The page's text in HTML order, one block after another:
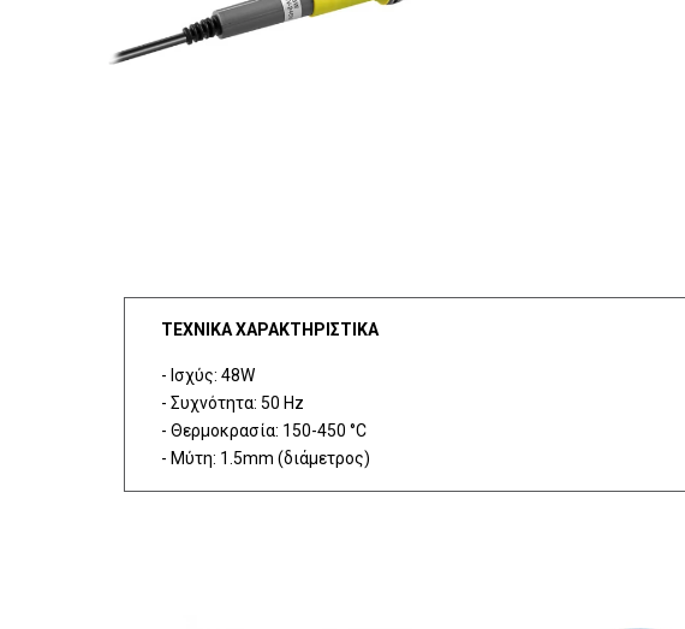
ΤΕΧΝΙΚΑ ΧΑΡΑΚΤΗΡΙΣΤΙΚΑ
- Ισχύς: 48W
- Συχνότητα: 50 Hz
- Θερμοκρασία: 150-450 °C
- Μύτη: 1.5mm (διάμετρος)